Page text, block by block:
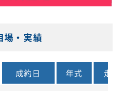
・実績
成約日 年式
走